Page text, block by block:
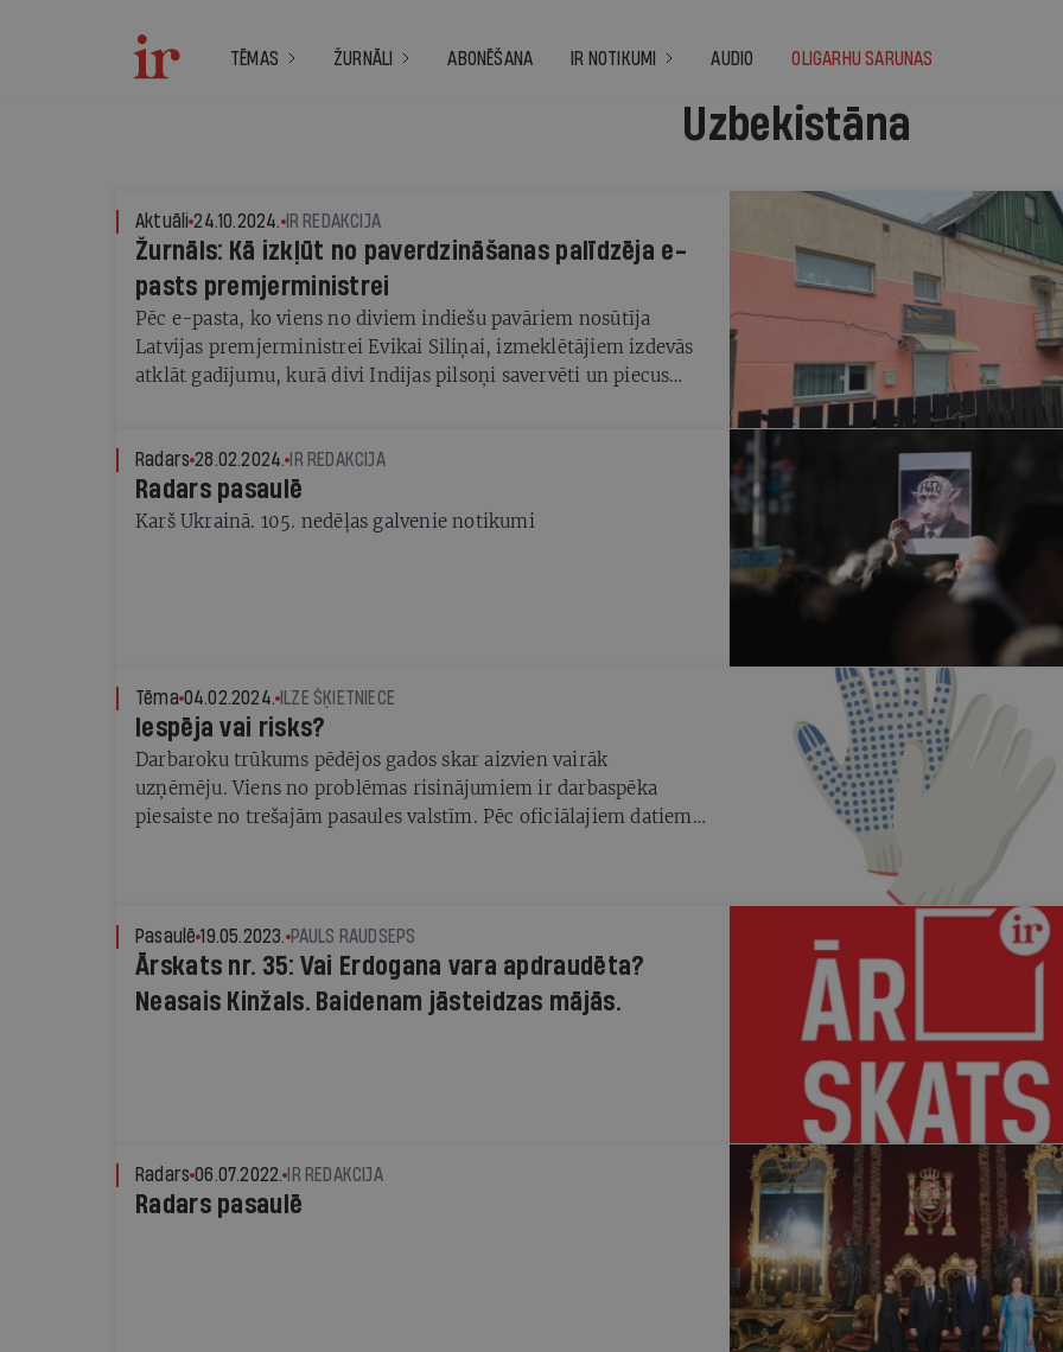
TĒMAS ŽURNĀLI ABONĒŠANA IR NOTIKUMI AUDIO OLIGARHU SARUNAS
Uzbekistāna
Aktuāli 24.10.2024. IR REDAKCIJA
Žurnāls: Kā izkļūt no paverdzināšanas palīdzēja e-
pasts premjerministrei
Pēc e-pasta, ko viens no diviem indiešu pavāriem nosūtīja
Latvijas premjerministrei Evikai Siliņai, izmeklētājiem izdevās
atklāt gadījumu, kurā divi Indijas pilsoņi savervēti un piecus
prokuroru Aivaru Bergmani un skaidroja, kā ārzemnieki tiek
savervēti darbam Latvijā, bet te nonāk gandrīz vergu stāvoklī.
Radars 28.02.2024. IR REDAKCIJA
Radars pasaulē
Karš Ukrainā. 105. nedēļas galvenie notikumi
Tēma 04.02.2024. ILZE ŠĶIETNIECE
Iespēja vai risks?
Darbaroku trūkums pēdējos gados skar aizvien vairāk
uzņēmēju. Viens no problēmas risinājumiem ir darbaspēka
piesaiste no trešajām pasaules valstīm. Pēc oficiālajiem datiem,
Pasaulē 19.05.2023. PAULS RAUDSEPS
Ārskats nr. 35: Vai Erdogana vara apdraudēta?
Neasais Kinžals. Baidenam jāsteidzas mājās.
Radars 06.07.2022. IR REDAKCIJA
Radars pasaulē